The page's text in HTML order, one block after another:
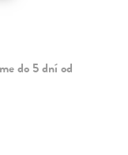
do 5 dní od